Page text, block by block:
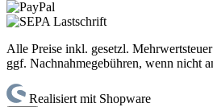
Alle Preise inkl. gesetzl.
ggf. Nachnahmegebühren, wenn nicht
Realisiert mit Shopware